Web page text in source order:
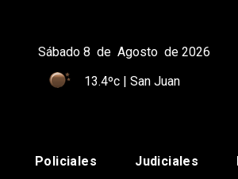
Sábado 8 de Agosto de 2026
13.4ºc | San Juan
Policiales Judiciales